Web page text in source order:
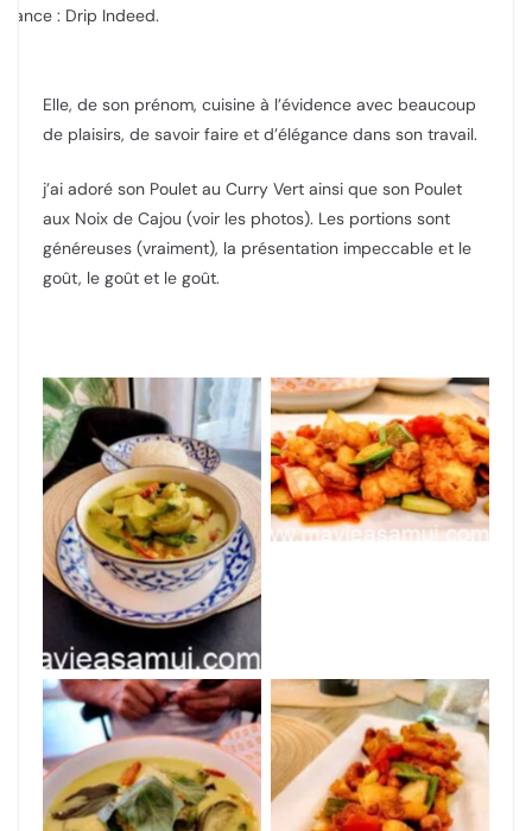
: Drip Indeed.
Elle, de son prénom, cuisine à l’évidence avec beaucoup
de plaisirs, de savoir faire et d’élégance dans son travail.
j’ai adoré son Poulet au Curry Vert ainsi que son Poulet
aux Noix de Cajou (voir les photos). Les portions sont
généreuses (vraiment), la présentation impeccable et le
goût, le goût et le goût.
Thai food
Thai food
Thai food Thai food